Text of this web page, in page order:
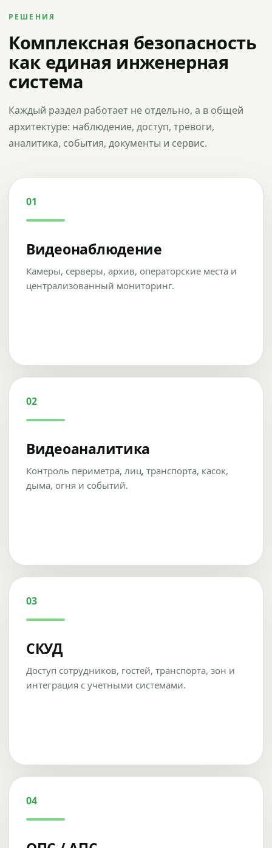
РЕШЕНИЯ
Комплексная безопасность
как единая инженерная
система
Каждый раздел работает не отдельно, а в общей
архитектуре: наблюдение, доступ, тревоги,
аналитика, события, документы и сервис.
01
Видеонаблюдение
Камеры, серверы, архив, операторские места и
централизованный мониторинг.
02
Видеоаналитика
Контроль периметра, лиц, транспорта, касок,
дыма, огня и событий.
03
СКУД
Доступ сотрудников, гостей, транспорта, зон и
интеграция с учетными системами.
04